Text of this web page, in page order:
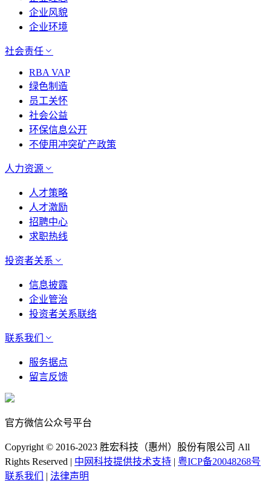
企业风貌
企业环境
社会责任
RBA VAP
绿色制造
员工关怀
社会公益
环保信息公开
不使用冲突矿产政策
人力资源
人才策略
人才激励
招聘中心
求职热线
投资者关系
信息披露
企业管治
投资者关系联络
联系我们
服务据点
留言反馈
官方微信公众号平台
Copyright © 2016-2023 胜宏科技（惠州）股份有限公司 All
Rights Reserved | 中网科技提供技术支持 | 粤ICP备20048268号
联系我们
| 法律声明